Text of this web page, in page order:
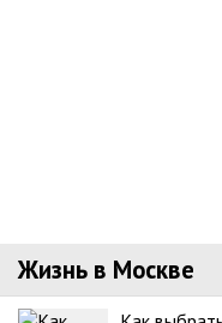
Жизнь в Москве